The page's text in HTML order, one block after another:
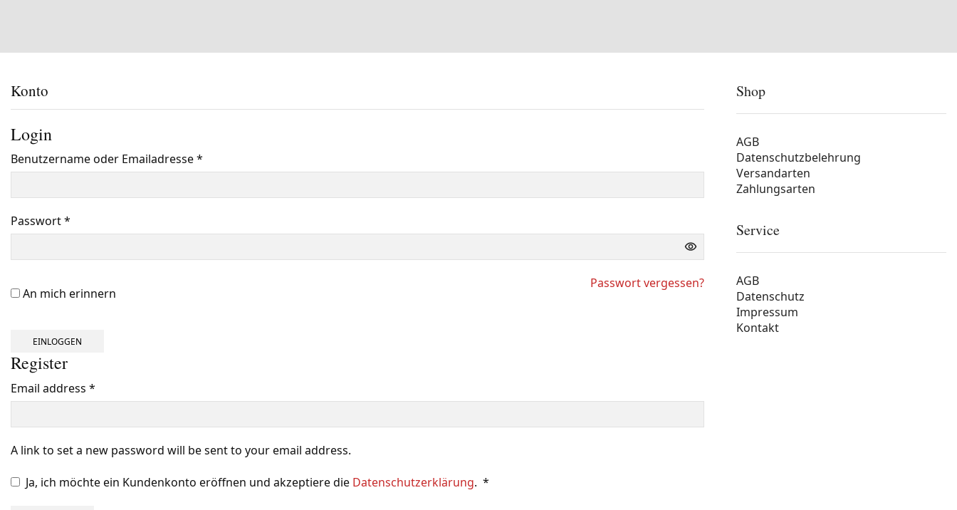
Konto
Login
Benutzername oder Emailadresse*
Passwort*
An mich erinnern
Passwort vergessen?
EINLOGGEN
Register
Email address *
A link to set a new password will be sent to your email address.
Ja, ich möchte ein Kundenkonto eröffnen und akzeptiere die Datenschutzerklärung. *
Shop
AGB
Datenschutzbelehrung
Versandarten
Zahlungsarten
Service
AGB
Datenschutz
Impressum
Kontakt